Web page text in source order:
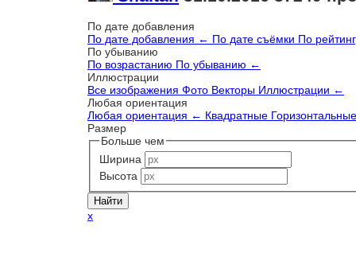
По дате добавления
По дате добавления ← По дате съёмки По
По убыванию
По возрастанию По убыванию ←
Иллюстрации
Все изображения Фото Векторы Иллюстрации ←
Любая ориентация
Любая ориентация ← Квадратные
Размер
Больше чем
Ширина
Высота
x